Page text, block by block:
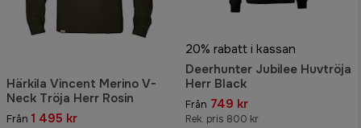
Härkila Vincent Merino V-
Neck Tröja Herr Rosin
Från 1 495 kr
20% rabatt i kassan
Deerhunter Jubilee Huvtröja
Herr Black
Från 749 kr
Rek. pris 800 kr